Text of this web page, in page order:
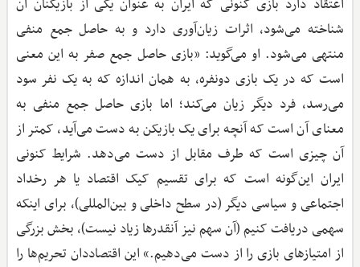
اعتقاد دارد بازی کنونی که ایران به عنوان یکی از بازیکنان آن
شناخته می‌شود، اثرات زیان‌آوری دارد و به حاصل جمع منفی
منتهی می‌شود. او می‌گوید: «بازی حاصل جمع صفر به این معنی
است که در یک بازی دونفره، به همان اندازه که به یک نفر سود
می‌رسد، فرد دیگر زیان می‌کند؛ اما بازی حاصل جمع منفی به
معنای آن است که آنچه برای یک بازیکن به دست می‌آید، کمتر از
آن چیزی است که طرف مقابل از دست می‌دهد. شرایط کنونی
ایران این‌گونه است که برای تقسیم کیک اقتصاد یا هر رخداد
اجتماعی و سیاسی دیگر (در سطح داخلی و بین‌المللی)، برای اینکه
سهمی دریافت کنیم (آن سهم نیز آنقدرها زیاد نیست)، بخش بزرگی
از امتیازهای بازی را از دست می‌دهیم.» این اقتصاددان تحریم‌ها را